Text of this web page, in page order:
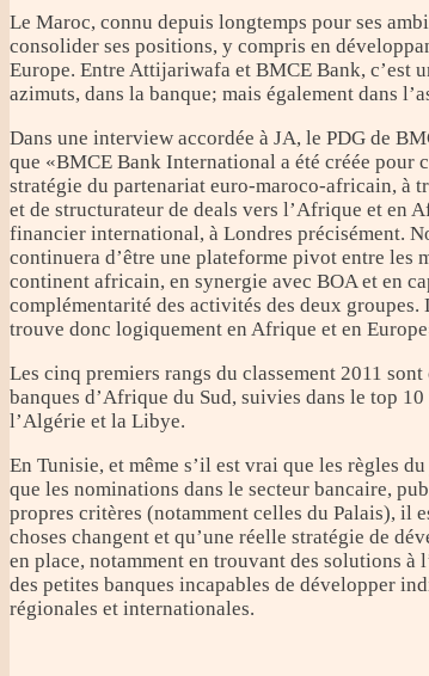
Le Maroc, connu depuis longtemps pour ses
consolider ses positions, y compris en
Europe. Entre Attijariwafa et BMCE Bank, c’est
azimuts, dans la banque; mais également dans
Dans une interview accordée à JA, le PDG de
que «BMCE Bank International a été créée pour
stratégie du partenariat euro-maroco-africain, à
et de structurateur de deals vers l’Afrique et en
financier international, à Londres précisément.
continuera d’être une plateforme pivot entre les
continent africain, en synergie avec BOA et en
complémentarité des activités des deux
trouve donc logiquement en Afrique et en
Les cinq premiers rangs du classement 2011
banques d’Afrique du Sud, suivies dans le top
l’Algérie et la Libye.
En Tunisie, et même s’il est vrai que les règles
que les nominations dans le secteur bancaire,
propres critères (notamment celles du Palais), il
choses changent et qu’une réelle stratégie de
en place, notamment en trouvant des solutions à
des petites banques incapables de développer
régionales et internationales.